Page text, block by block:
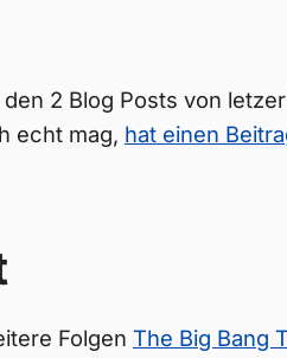
2 Blog Posts von
echt mag, hat einen
Folgen The Big Bang